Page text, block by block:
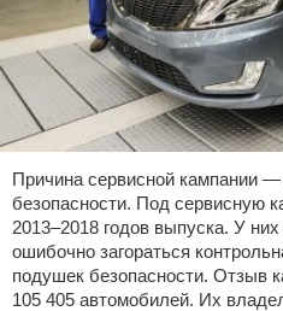
Причина сервисной кампании
безопасности. Под сервисную
2013–2018 годов выпуска. У
ошибочно загораться
подушек безопасности. Отзыв
105 405 автомобилей. Их